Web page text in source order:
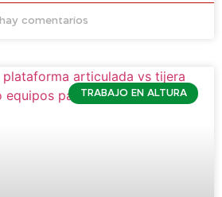
comentarios
TRABAJO EN ALTURA